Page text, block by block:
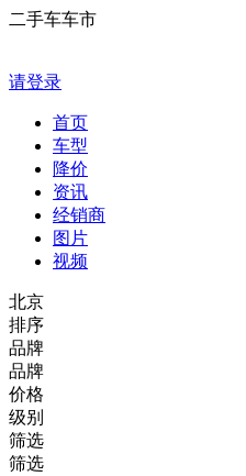
二手车车市
请登录
首页
车型
降价
资讯
经销商
图片
视频
北京
排序
品牌
品牌
价格
级别
筛选
筛选